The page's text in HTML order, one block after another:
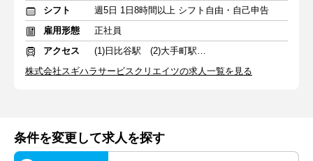
シフト
週5日 1日8時間以上 シフト自由・自己申告
雇用形態
正社員
アクセス
(1)日比谷駅 (2)大手町駅 (3)東京駅
株式会社スギハラサービスクリエイツの求人一覧を見る
条件を変更して求人を探す